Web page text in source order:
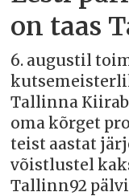
on taas
6. augustil
Tallinna
oma kõrget
teist aastat
võistlustel
Tallinn92